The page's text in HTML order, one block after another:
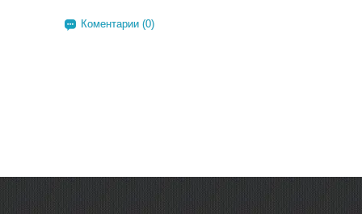
Коментарии (0)